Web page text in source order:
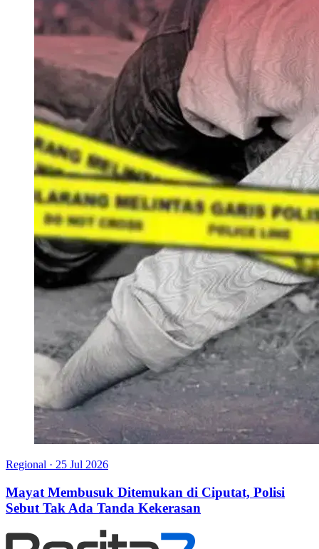
Regional · 25 Jul 2026
Mayat Membusuk Ditemukan di Ciputat, Polisi
Sebut Tak Ada Tanda Kekerasan